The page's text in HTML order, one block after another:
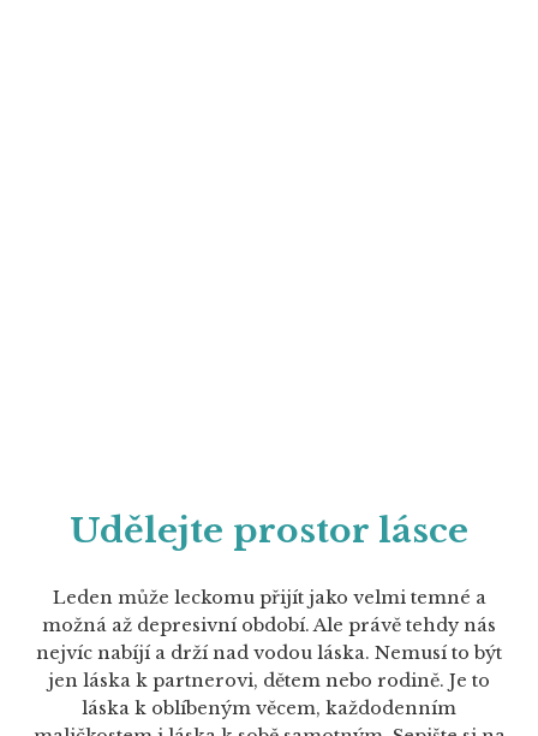
Udělejte prostor lásce
Leden může leckomu přijít jako velmi temné a
možná až depresivní období. Ale právě tehdy nás
nejvíc nabíjí a drží nad vodou láska. Nemusí to být
jen láska k partnerovi, dětem nebo rodině. Je to
láska k oblíbeným věcem, každodenním